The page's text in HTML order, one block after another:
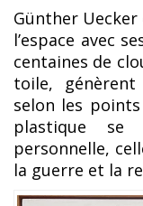
Günther
l’espace avec
centaines de
toile,
selon les
plastique se
personnelle,
la guerre et la